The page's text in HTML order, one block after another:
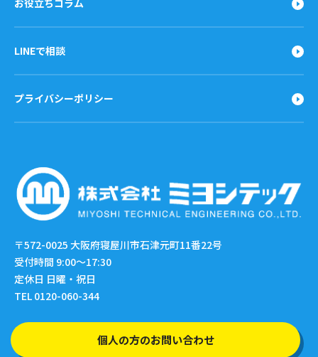
お役立ちコラム
LINEで相談
プライバシーポリシー
〒572-0025 大阪府寝屋川市石津元町11番22号
受付時間 9:00〜17:30
定休日 日曜・祝日
TEL 0120-060-344
個人の方のお問い合わせ